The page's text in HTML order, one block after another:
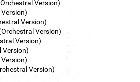
Version)
Version)
Version)
Version)
Version)
Version)